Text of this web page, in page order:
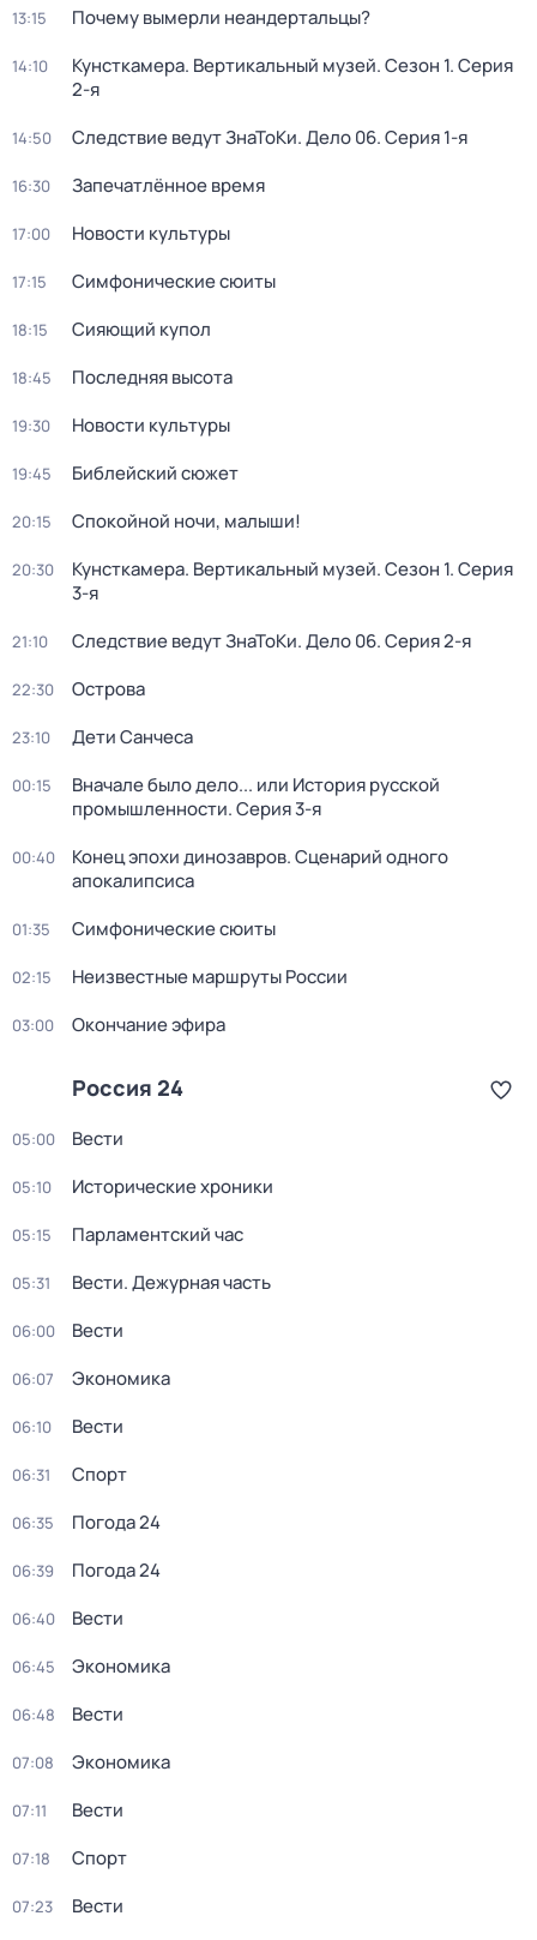
13:15 Почему вымерли неандертальцы?
14:10 Кунсткамера. Вертикальный музей. Сезон 1. Серия
2-я
14:50 Следствие ведут ЗнаТоКи. Дело 06. Серия 1-я
16:30 Запечатлённое время
17:00 Новости культуры
17:15 Симфонические сюиты
18:15 Сияющий купол
18:45 Последняя высота
19:30 Новости культуры
19:45 Библейский сюжет
20:15 Спокойной ночи, малыши!
20:30 Кунсткамера. Вертикальный музей. Сезон 1. Серия
3-я
21:10 Следствие ведут ЗнаТоКи. Дело 06. Серия 2-я
22:30 Острова
23:10 Дети Санчеса
00:15
Вначале было дело... или История русской
промышленности. Серия 3-я
00:40
Конец эпохи динозавров. Сценарий одного
апокалипсиса
01:35 Симфонические сюиты
02:15 Неизвестные маршруты России
03:00 Окончание эфира
Россия 24
05:00 Вести
05:10 Исторические хроники
05:15 Парламентский час
05:31 Вести. Дежурная часть
06:00 Вести
06:07 Экономика
06:10 Вести
06:31 Спорт
06:35 Погода 24
06:39 Погода 24
06:40 Вести
06:45 Экономика
06:48 Вести
07:08 Экономика
07:11 Вести
07:18 Спорт
07:23 Вести